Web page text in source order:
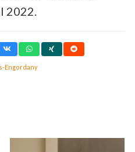
2022.
Engordany